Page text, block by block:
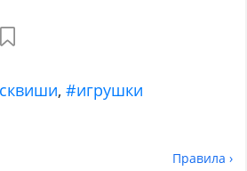
,#игрушки
Правила ›